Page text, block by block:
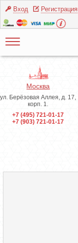
Вход Регистрация
Москва
ул. Берёзовая Аллея, д. 17,
корп. 1.
+7 (495) 721-01-17
+7 (903) 721-01-17